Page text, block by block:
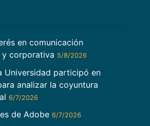
en comunicación
corporativa 5/8/2026
Universidad participó en
analizar la coyuntura
6/7/2026
de Adobe 6/7/2026